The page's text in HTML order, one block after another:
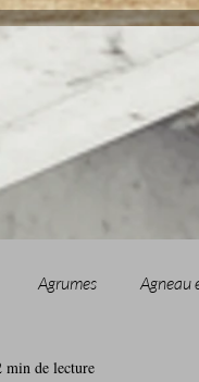
Agrumes Agneau
c'est la rentrée !
min de lecture